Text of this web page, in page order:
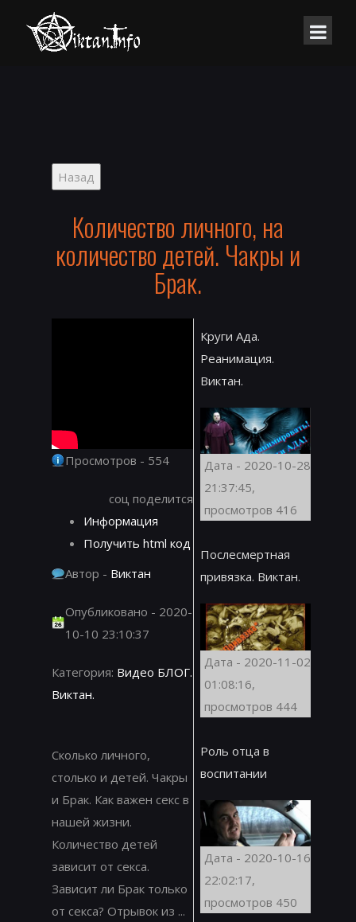
Количество личного, на
количество детей. Чакры и
Брак.
Просмотров - 554
соц поделится
Информация
Получить html код
Автор - Виктан
Опубликовано - 2020-
10-10 23:10:37
Категория: Видео БЛОГ.
Виктан.
Сколько личного,
столько и детей. Чакры
и Брак. Как важен секс в
нашей жизни.
Количество детей
зависит от секса.
Зависит ли Брак только
от секса? Отрывок из ...
Круги Ада.
Реанимация.
Виктан.
Дата - 2020-10-28
21:37:45,
просмотров 416
Послесмертная
привязка. Виктан.
Дата - 2020-11-02
01:08:16,
просмотров 444
Роль отца в
воспитании
Дата - 2020-10-16
22:02:17,
просмотров 450